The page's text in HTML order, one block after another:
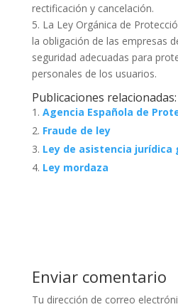
rectificación y cancelación.
5. La Ley Orgánica de
la obligación de las empresas
seguridad adecuadas para
personales de los usuarios.
Publicaciones relacionadas:
Agencia Española de
Fraude de ley
Ley de asistencia
Ley mordaza
Enviar comentario
Tu dirección de correo